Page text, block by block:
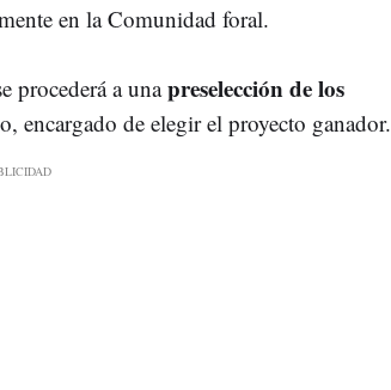
en la Comunidad foral.
procederá a unapreselección de los
encargado de elegir el proyecto ganador.